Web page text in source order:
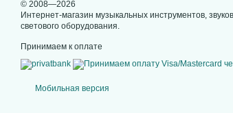
© 2008—2026
Интернет-магазин музыкальных инструментов,
светового оборудования.
Принимаем к оплате
Мобильная версия